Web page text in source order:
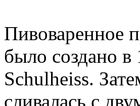
Пивоваренное
было создано в
Schulheiss.
сливалась с